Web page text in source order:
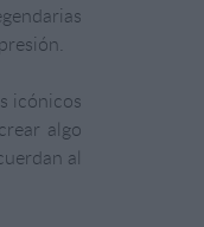
icónicos
algo
al